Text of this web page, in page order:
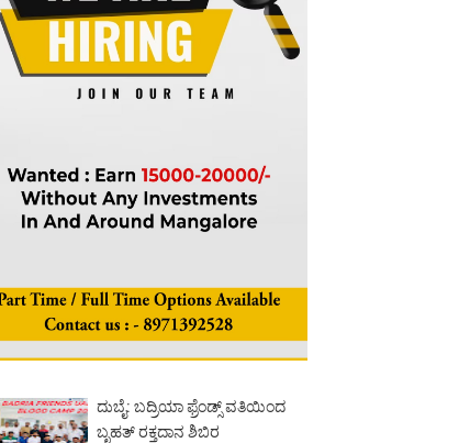
ದುಬೈ: ಬದ್ರಿಯಾ ಫ್ರೆಂಡ್ಸ್ ವತಿಯಿಂದ
ಬೃಹತ್ ರಕ್ತದಾನ ಶಿಬಿರ